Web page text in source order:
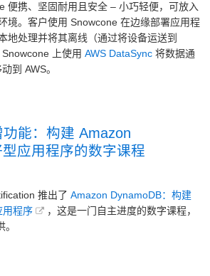
便携、坚固耐用且安全 – 小巧轻便，可放入
境。客户使用 Snowcone 在边缘部署应用程
地处理并将其离线（通过将设备运送到
上使用 AWS DataSync 将数据通
到 AWS。
能：构建 Amazon
应用程序的数字课程
推出了 Amazon DynamoDB：构建
用程序
，这是一门自主进度的数字课程，